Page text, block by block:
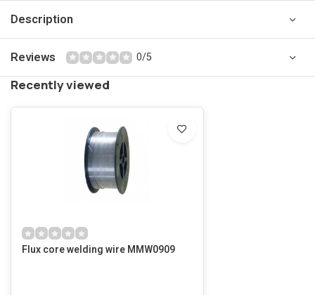
Description
Reviews 0/5
Recently viewed
Flux core welding wire MMW0909